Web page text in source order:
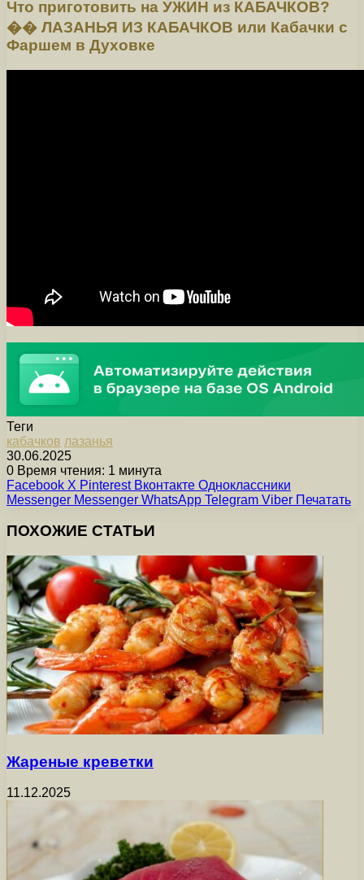
Что приготовить на УЖИН из КАБАЧКОВ?
�� ЛАЗАНЬЯ ИЗ КАБАЧКОВ или Кабачки с
Фаршем в Духовке
Теги
кабачков лазанья
30.06.2025
0 Время чтения: 1 минута
Facebook X Pinterest Вконтакте Одноклассники
Messenger Messenger WhatsApp Telegram Viber Печатать
ПОХОЖИЕ СТАТЬИ
Жареные креветки
11.12.2025